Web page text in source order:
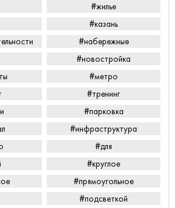
#жилье
#казань
#набережные
#новостройка
#метро
#тренинг
#парковка
#инфраструктура
#для
#круглое
#прямоугольное
#подсветкой